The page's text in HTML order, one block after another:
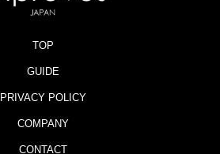
TOP
GUIDE
PRIVACY POLICY
COMPANY
CONTACT